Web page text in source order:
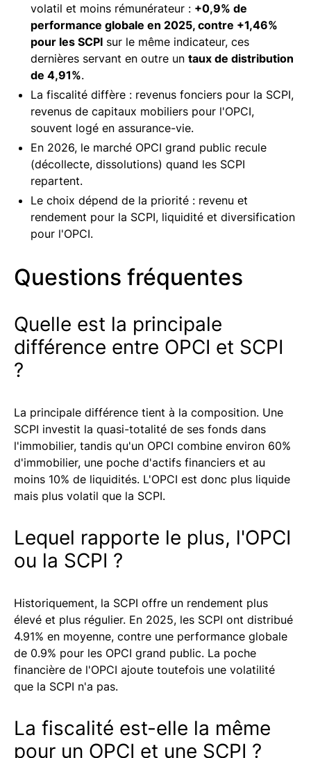
volatil et moins rémunérateur : +0,9% de
performance globale en 2025, contre +1,46%
pour les SCPI sur le même indicateur, ces
dernières servant en outre un taux de distribution
de 4,91%.
La fiscalité diffère : revenus fonciers pour la SCPI,
revenus de capitaux mobiliers pour l'OPCI,
souvent logé en assurance-vie.
En 2026, le marché OPCI grand public recule
(décollecte, dissolutions) quand les SCPI
repartent.
Le choix dépend de la priorité : revenu et
rendement pour la SCPI, liquidité et diversification
pour l'OPCI.
Questions fréquentes
Quelle est la principale
différence entre OPCI et SCPI
?
La principale différence tient à la composition. Une
SCPI investit la quasi-totalité de ses fonds dans
l'immobilier, tandis qu'un OPCI combine environ 60%
d'immobilier, une poche d'actifs financiers et au
moins 10% de liquidités. L'OPCI est donc plus liquide
mais plus volatil que la SCPI.
Lequel rapporte le plus, l'OPCI
ou la SCPI ?
Historiquement, la SCPI offre un rendement plus
élevé et plus régulier. En 2025, les SCPI ont distribué
4.91% en moyenne, contre une performance globale
de 0.9% pour les OPCI grand public. La poche
financière de l'OPCI ajoute toutefois une volatilité
que la SCPI n'a pas.
La fiscalité est-elle la même
pour un OPCI et une SCPI ?